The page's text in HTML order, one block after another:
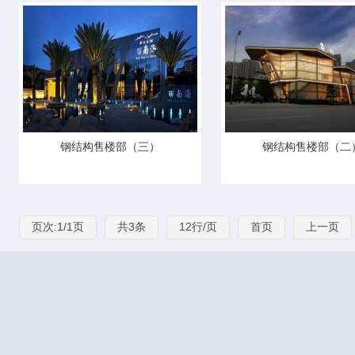
钢结构售楼部（三） 钢结构售楼部（二
页次:1/1页 共3条 12行/页 首页 上一页